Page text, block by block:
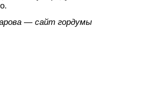
— сайт гордумы